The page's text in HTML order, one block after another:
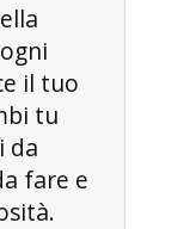
il tuo
tu
da
fare e